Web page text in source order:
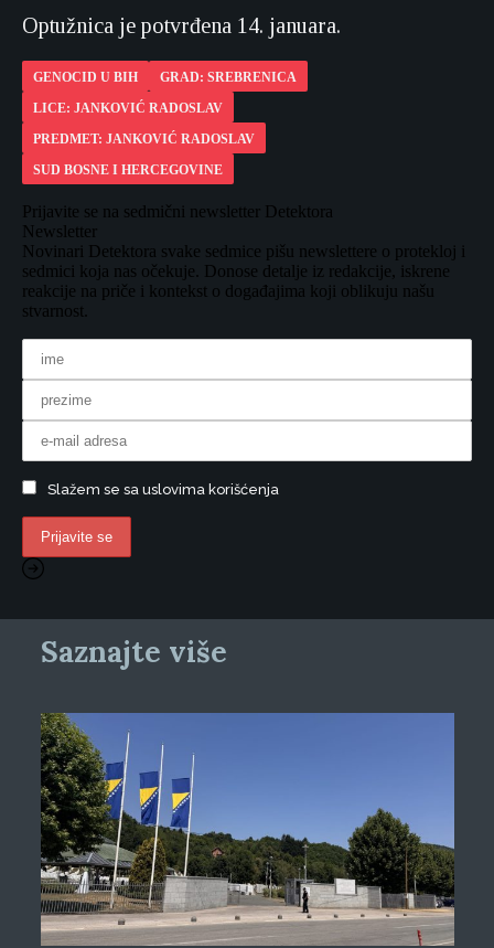
Optužnica je potvrđena 14. januara.
GENOCID U BIH
GRAD: SREBRENICA
LICE: JANKOVIĆ RADOSLAV
PREDMET: JANKOVIĆ RADOSLAV
SUD BOSNE I HERCEGOVINE
Prijavite se na sedmični newsletter Detektora
Newsletter
Novinari Detektora svake sedmice pišu newslettere o protekloj i
sedmici koja nas očekuje. Donose detalje iz redakcije, iskrene
reakcije na priče i kontekst o događajima koji oblikuju našu
stvarnost.
Slažem se sa uslovima korišćenja
Saznajte više